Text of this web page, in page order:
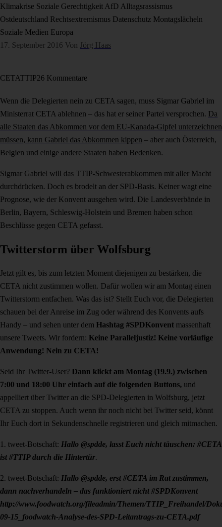
Klimakrise Soziale Gerechtigkeit AfD Alltagsrassismus
Ostdeutschland Rechtsextremismus Datenschutz Montagslächeln
Soziale Medien Europa
17. September 2016 Von Jörg Haas
CETATTIP26 Kommentare
Wenn die Delegierten nein zu CETA sagen, muss Sigmar Gabriel im
Ministerrat CETA ablehnen – das hat er seiner Partei versprochen. Da
alle Staaten das Abkommen vor dem EU-Kanada-Gipfel unterzeichnen
müssen, kann Gabriel das Abkommen kippen – aber auch Österreich,
Belgien und einige andere Staaten haben Bedenken.
Sigmar Gabriel will das TTIP-Schwesterabkommen mit aller Macht
durchdrücken. Doch es brodelt an der SPD-Basis. Keiner wagt eine
Prognose, wie der Konvent ausgehen wird. Die Landesverbände in
Berlin, Bayern, Schleswig-Holstein und Bremen haben schon
Beschlüsse gegen CETA gefasst.
Twitterstorm über Wolfsburg
Jetzt gilt es, bis zum letzten Moment diejenigen zu bestärken, die
CETA nicht zustimmen wollen. Dafür wollen wir am Montag einen
Twitterstorm entfachen. Was das ist? Stellt Euch vor, die Delegierten
schauen bei der Anreise im Zug oder während des Konvents aufs
Handy – und sehen unter dem Hashtag #SPDKonvent massenhaft
unsere Tweets. Wir fordern: Keine Paralleljustiz! Keine vorläufige
Anwendung! Nein zu CETA!
Seid Ihr Twitter-User? Dann klickt am Montag (19.9.) zwischen
7:00 und 18:00 Uhr einfach auf die folgenden Buttons, und
appelliert über Twitter an die SPD-Delegierten in Wolfsburg, jetzt
CETA zu stoppen. Auch wenn ihr noch nicht bei Twitter seid, könnt
Ihr Euch dort in Sekundenschnelle registrieren und gleich mitmachen.
1. tweet-Botschaft: Hallo @spdde, lasst Euch nicht täuschen: #CETA
ist #TTIP durch die Hintertür.
2. tweet-Botschaft: Hallo @spdde, erst #CETA im Rat zustimmen,
dann nachverhandeln – das funktioniert nicht #SPDKonvent
http://www.foodwatch.org/fileadmin/Themen/TTIP_Freihandel/
09-15_foodwatch-Analyse-des-SPD-Leitantrags-zu-CETA.pdf